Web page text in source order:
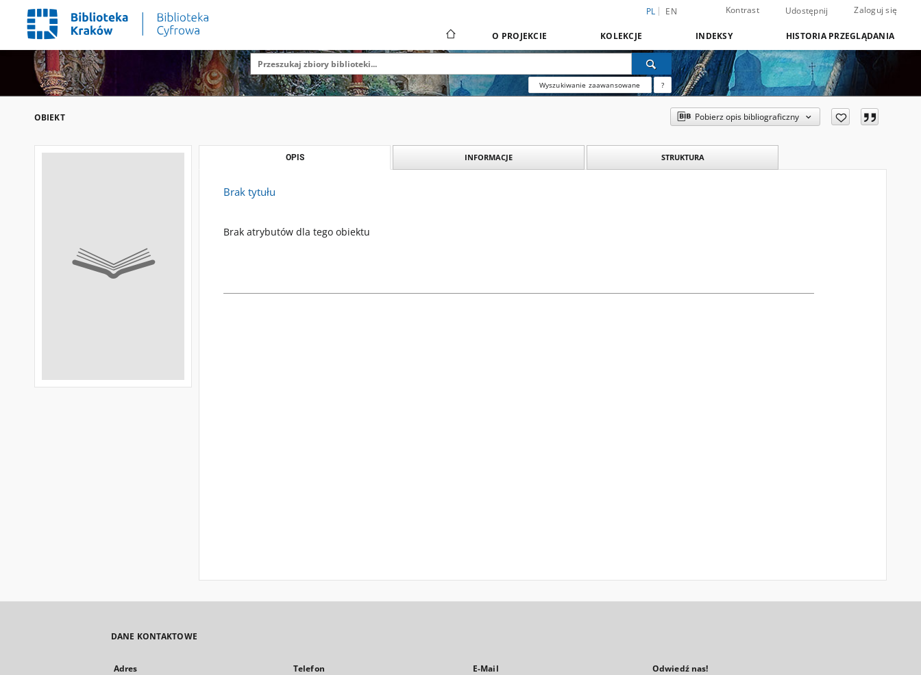
PL EN Kontrast Udostępnij Zaloguj się
O PROJEKCIE KOLEKCJE INDEKSY HISTORIA PRZEGLĄDANIA
Wyszukiwanie zaawansowane ?
OBIEKT Pobierz opis bibliograficzny
OPIS INFORMACJE STRUKTURA
Brak tytułu
Brak atrybutów dla tego obiektu
DANE KONTAKTOWE
Adres Telefon E-Mail Odwiedź nas!